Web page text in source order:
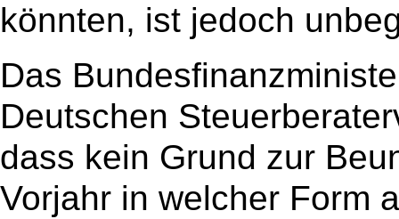
könnten, ist jedoch
Das
Deutschen
dass kein Grund zur
Vorjahr in welcher Form